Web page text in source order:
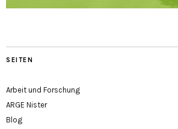
SEITEN
Arbeit und Forschung
ARGE Nister
Blog